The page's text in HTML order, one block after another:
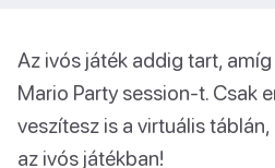
Az ivós játék addig tart,
Mario Party session-t. Csak
veszítesz is a virtuális
az ivós játékban!